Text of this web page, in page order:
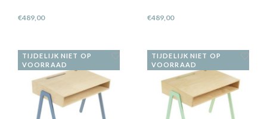
€489,00 €489,00
TIJDELIJK NIET OP
VOORRAAD
TIJDELIJK NIET OP
VOORRAAD